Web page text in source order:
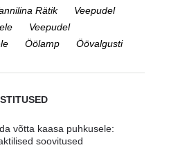
Rätik
Veepudel
Veepudel
Öölamp Öövalgusti
võtta kaasa puhkusele:
soovitused